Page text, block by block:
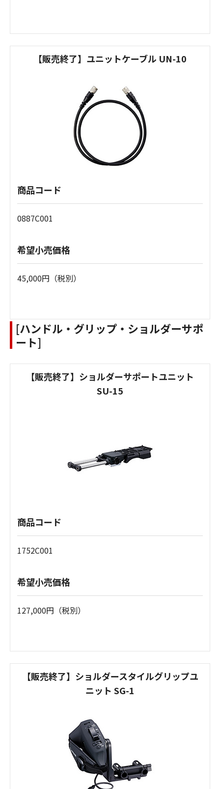
【販売終了】ユニットケーブル UN-10
商品コード
0887C001
希望小売価格
45,000円（税別）
[ハンドル・グリップ・ショルダーサポ
ート]
【販売終了】ショルダーサポートユニット
SU-15
商品コード
1752C001
希望小売価格
127,000円（税別）
【販売終了】ショルダースタイルグリップユ
ニット SG-1